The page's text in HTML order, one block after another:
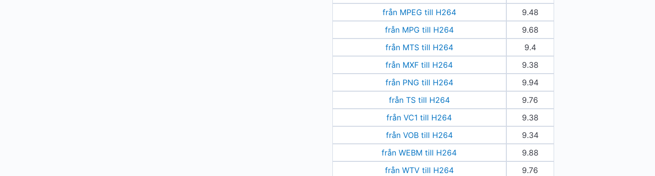
från MPEG till H264
9.48
från MPG till H264
9.68
från MTS till H264
9.4
från MXF till H264
9.38
från PNG till H264
9.94
från TS till H264
9.76
från VC1 till H264
9.38
från VOB till H264
9.34
från WEBM till H264
9.88
från WTV till H264
9.76